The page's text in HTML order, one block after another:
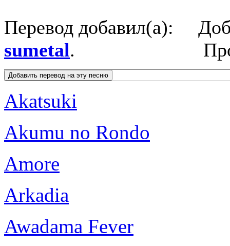
Перевод добавил(а):
sumetal.
Akatsuki
Akumu no Rondo
Amore
Arkadia
Awadama Fever